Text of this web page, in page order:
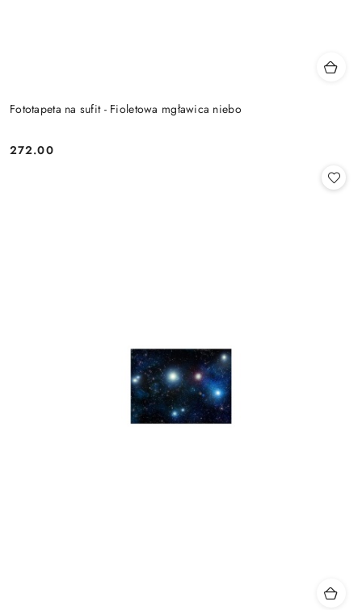
Fototapeta na sufit - Fioletowa mgławica niebo
Cena:
272.00